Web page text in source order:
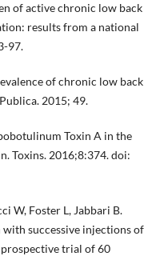
of active chronic low back
results from a national
97.
of chronic low back
2015; 49.
Toxin A in the
Toxins. 2016;8:374. doi:
W, Foster L, Jabbari B.
successive injections of
trial of 60